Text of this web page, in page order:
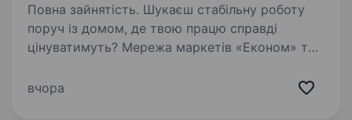
Повна зайнятість. Шукаєш стабільну роботу
поруч із домом, де твою працю справді
цінуватимуть? Мережа маркетів «Економ» та
нашої дружньої команди! Ми пропонуємо
вчора